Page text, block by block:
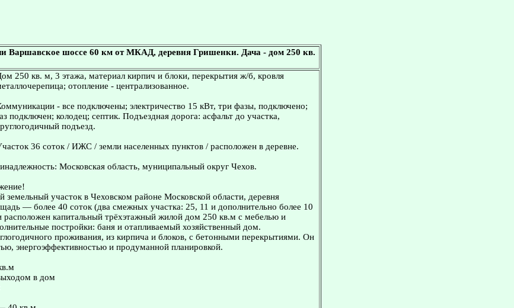
Варшавское шоссе 60 км от МКАД, деревня Гришенки. Дача - дом 250 кв.
250 кв. м, 3 этажа, материал кирпич и блоки, перекрытия ж/б, кровля
отопление - централизованное.
- все подключены; электричество 15 кВт, три фазы, подключено;
подключен; колодец; септик. Подъездная дорога: асфальт до участка,
подъезд.
36 соток / ИЖС / земли населенных пунктов / расположен в деревне.
Московская область, муниципальный округ Чехов.
земельный участок в Чеховском районе Московской области, деревня
— более 40 соток (два смежных участка: 25, 11 и дополнительно более 10
расположен капитальный трёхэтажный жилой дом 250 кв.м с мебелью и
постройки: баня и отапливаемый хозяйственный дом.
проживания, из кирпича и блоков, с бетонными перекрытиями. Он
энергоэффективностью и продуманной планировкой.
в дом